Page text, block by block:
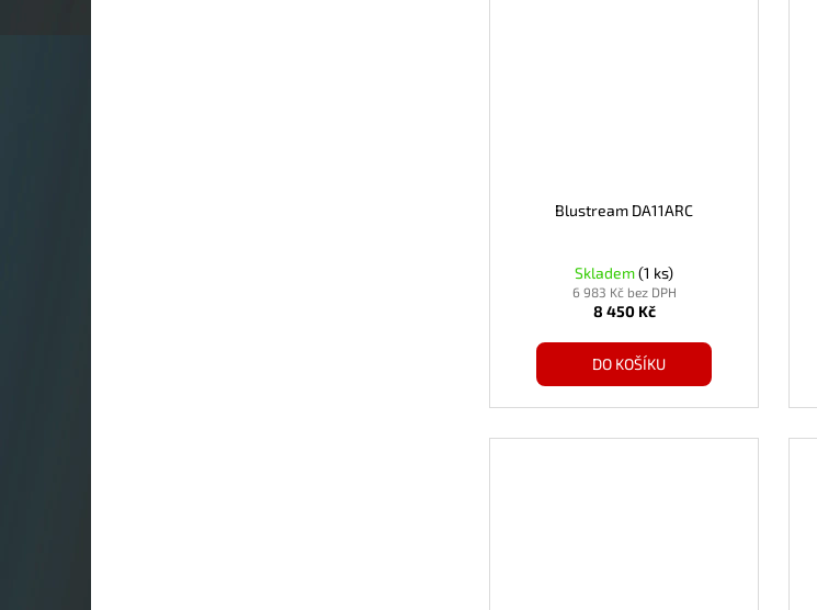
Blustream DA11ARC
Skladem(1 ks)
6 983 Kč bez DPH
8 450 Kč
DO KOŠÍKU